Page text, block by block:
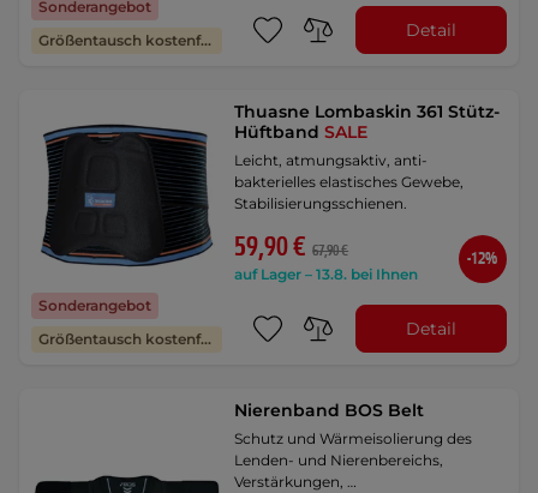
Sonderangebot
Größentausch kostenfrei
Detail
Sonderangebot
Größentausch kostenfrei
Thuasne Lombaskin 361 Stütz-
HüftbandSALE
Leicht, atmungsaktiv, anti-
bakterielles elastisches Gewebe,
Stabilisierungsschienen.
59,90 € 67,90 €
auf Lager – 13.8. bei Ihnen
-12%
Detail
Nierenband BOS Belt
Schutz und Wärmeisolierung des
Lenden- und Nierenbereichs,
Verstärkungen, …